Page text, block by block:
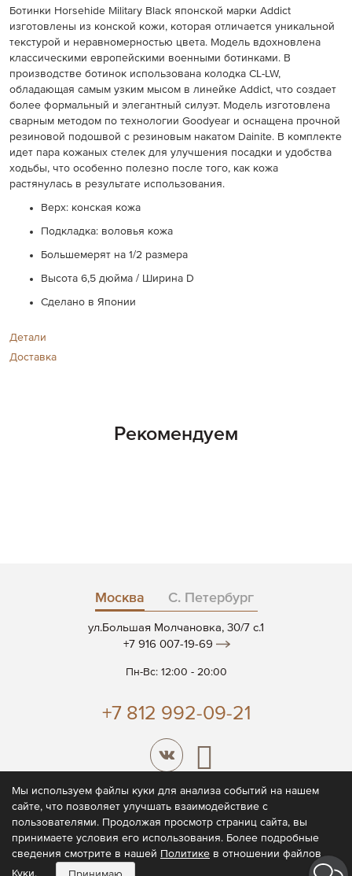
Ботинки Horsehide Military Black японской марки Addict
изготовлены из конской кожи, которая отличается уникальной
текстурой и неравномерностью цвета. Модель вдохновлена
классическими европейскими военными ботинками. В
производстве ботинок использована колодка CL-LW,
обладающая самым узким мысом в линейке Addict, что создает
более формальный и элегантный силуэт. Модель изготовлена
сварным методом по технологии Goodyear и оснащена прочной
резиновой подошвой с резиновым накатом Dainite. В комплекте
идет пара кожаных стелек для улучшения посадки и удобства
ходьбы, что особенно полезно после того, как кожа
растянулась в результате использования.
Верх: конская кожа
Подкладка: воловья кожа
Большемерят на 1/2 размера
Высота 6,5 дюйма / Ширина D
Сделано в Японии
Детали
Доставка
Рекомендуем
Москва С. Петербург
ул.Большая Молчановка, 30/7 c.1
+7 916 007-19-69
Пн-Вс: 12:00 - 20:00
+7 812 992-09-21
Политика конфиденциальности
Пользовательское соглашение
Мы используем файлы куки для анализа событий на нашем
сайте, что позволяет улучшать взаимодействие с
пользователями. Продолжая просмотр страниц сайта, вы
принимаете условия его использования. Более подробные
сведения смотрите в нашей Политике в отношении файлов